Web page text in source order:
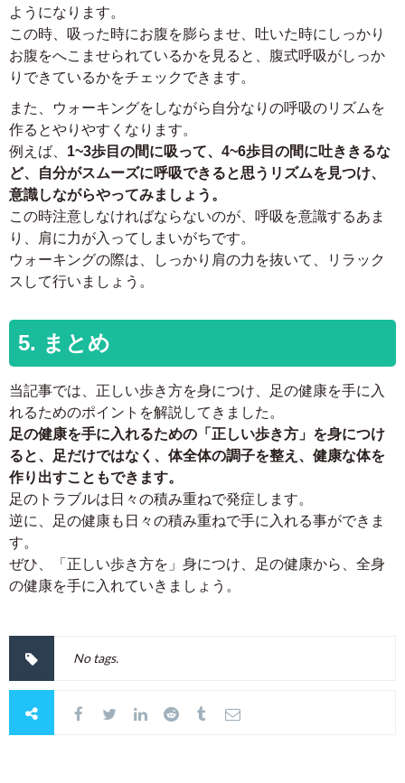
ようになります。
この時、吸った時にお腹を膨らませ、吐いた時にしっかり
お腹をへこませられているかを見ると、腹式呼吸がしっか
りできているかをチェックできます。
また、ウォーキングをしながら自分なりの呼吸のリズムを
作るとやりやすくなります。
例えば、 1~3歩目の間に吸って、4~6歩目の間に吐ききるな
ど、自分がスムーズに呼吸できると思うリズムを見つけ、
意識しながらやってみましょう。
この時注意しなければならないのが、呼吸を意識するあま
り、肩に力が入ってしまいがちです。
ウォーキングの際は、しっかり肩の力を抜いて、リラック
スして行いましょう。
5. まとめ
当記事では、正しい歩き方を身につけ、足の健康を手に入
れるためのポイントを解説してきました。
足の健康を手に入れるための「正しい歩き方」を身につけ
ると、足だけではなく、体全体の調子を整え、健康な体を
作り出すこともできます。
足のトラブルは日々の積み重ねで発症します。
逆に、足の健康も日々の積み重ねで手に入れる事ができま
す。
ぜひ、「正しい歩き方を」身につけ、足の健康から、全身
の健康を手に入れていきましょう。
No tags.